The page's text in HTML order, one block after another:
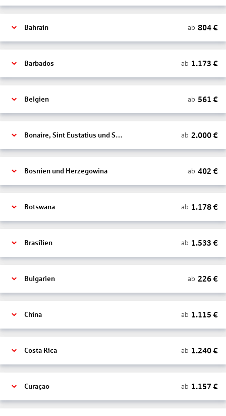
Bahrain ab 804€
Barbados ab 1.173 €
Belgien ab 561 €
Bonaire, Sint Eustatius und Saba ab 2.000€
Bosnien und Herzegowina ab 402 €
Botswana ab 1.178€
Brasilien ab 1.533 €
Bulgarien ab 226€
China ab 1.115 €
Costa Rica ab 1.240€
Curaçao ab 1.157 €